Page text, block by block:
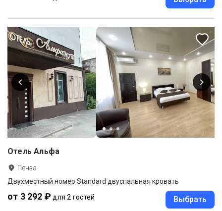
Отель Альфа
Пенза
Двухместный номер Standard двуспальная кровать
от 3 292 ₽ для 2 гостей Выбрать